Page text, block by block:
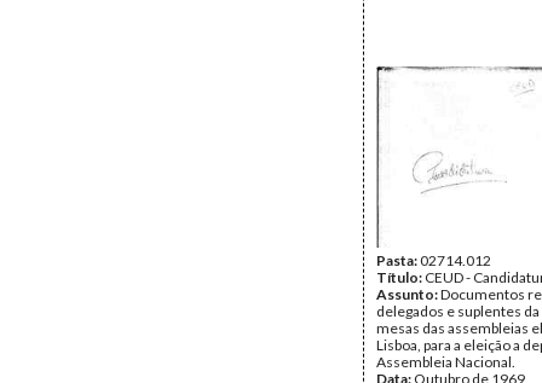
Pasta:02714.012
Título: CEUD -
Assunto:Documentos
delegados e suplentes da
mesas das assembleias
Lisboa, para a eleição a
Assembleia Nacional.
Data: Outubro de 1969